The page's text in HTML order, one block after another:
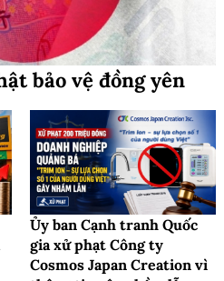
bảo vệ đồng yên
Ủy ban Cạnh tranh Quốc
gia xử phạt Công ty
Cosmos Japan Creation vì